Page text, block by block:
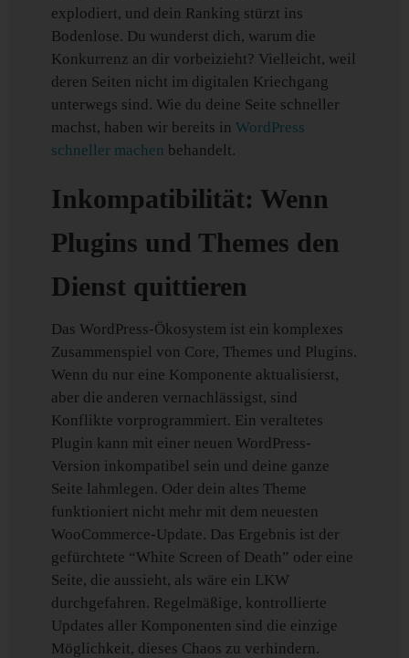
explodiert, und dein Ranking stürzt ins
Bodenlose. Du wunderst dich, warum die
Konkurrenz an dir vorbeizieht? Vielleicht, weil
deren Seiten nicht im digitalen Kriechgang
unterwegs sind. Wie du deine Seite schneller
machst, haben wir bereits inWordPress
schneller machen behandelt.
Inkompatibilität: Wenn
Plugins und Themes den
Dienst quittieren
Das WordPress-Ökosystem ist ein komplexes
Zusammenspiel von Core, Themes und Plugins.
Wenn du nur eine Komponente aktualisierst,
aber die anderen vernachlässigst, sind
Konflikte vorprogrammiert. Ein veraltetes
Plugin kann mit einer neuen WordPress-
Version inkompatibel sein und deine ganze
Seite lahmlegen. Oder dein altes Theme
funktioniert nicht mehr mit dem neuesten
WooCommerce-Update. Das Ergebnis ist der
gefürchtete “White Screen of Death” oder eine
Seite, die aussieht, als wäre ein LKW
durchgefahren. Regelmäßige, kontrollierte
Updates aller Komponenten sind die einzige
Möglichkeit, dieses Chaos zu verhindern.